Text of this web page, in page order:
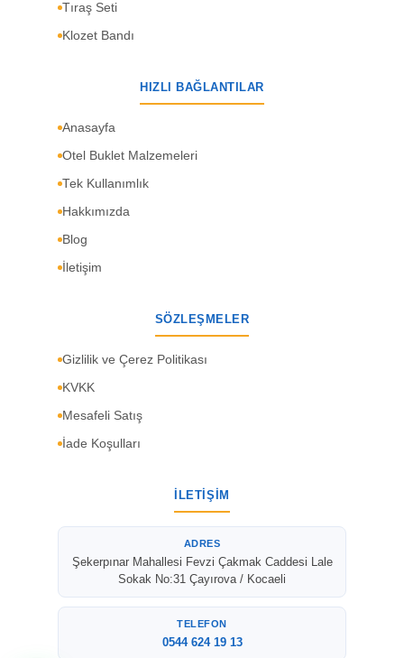
Tıraş Seti
Klozet Bandı
HIZLI BAĞLANTILAR
Anasayfa
Otel Buklet Malzemeleri
Tek Kullanımlık
Hakkımızda
Blog
İletişim
SÖZLEŞMELER
Gizlilik ve Çerez Politikası
KVKK
Mesafeli Satış
İade Koşulları
İLETIŞIM
ADRES
Şekerpınar Mahallesi Fevzi Çakmak Caddesi Lale
Sokak No:31 Çayırova / Kocaeli
TELEFON
0544 624 19 13